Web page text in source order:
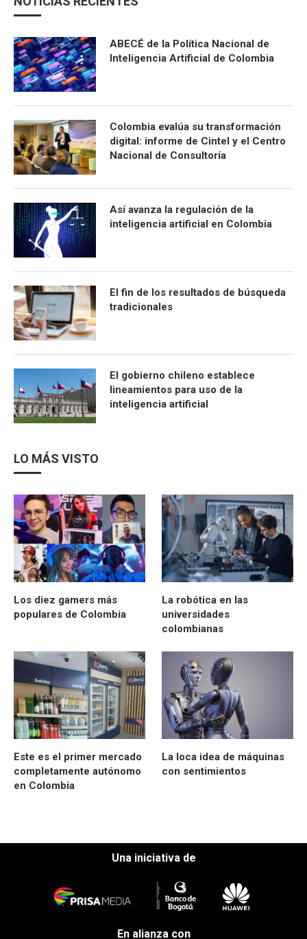
ABECÉ de la Política Nacional de
Inteligencia Artificial de Colombia
Colombia evalúa su transformación
digital: informe de Cintel y el Centro
Nacional de Consultoría
Así avanza la regulación de la
inteligencia artificial en Colombia
El fin de los resultados de búsqueda
tradicionales
El gobierno chileno establece
lineamientos para uso de la
inteligencia artificial
LO MÁS VISTO
Los diez gamers más
populares de Colombia
La robótica en las
universidades
colombianas
Este es el primer mercado
completamente autónomo
en Colombia
La loca idea de máquinas
con sentimientos
Una iniciativa de
En alianza con